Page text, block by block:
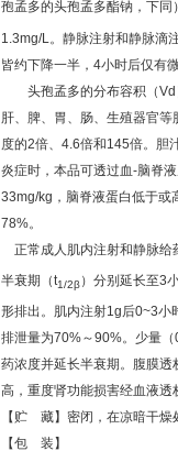
孢孟多的头孢孟多酯钠，下同
1.3mg/L 。静脉注射和静脉滴
皆约下降一半， 4小时后仅有
头孢孟多的分布容积（Vd
肝、脾、胃、肠、生殖器官
度的2倍、 4.6倍和145倍。胆
炎症时，本品可透过血-脑脊
33mg/kg ，脑脊液蛋白低于或
78%。
正常成人肌内注射和静脉给
半衰期（t1/2β）分别延长至3
形排出。肌内注射1g后0~3小
排泄量为70%～90%。少量（
药浓度并延长半衰期。腹膜
高，重度肾功能损害经血液透
【贮
藏】密闭，在凉暗干燥
【包
装】